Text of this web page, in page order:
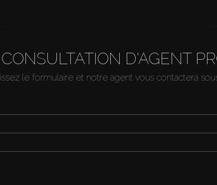
D'AGENT
le formulaire et notre agent vous contactera